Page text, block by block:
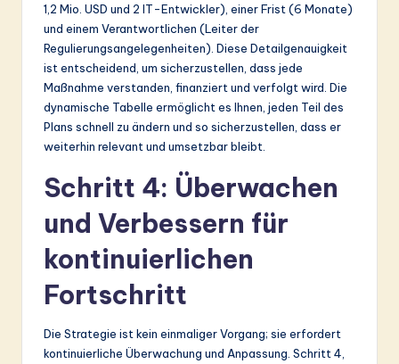
1,2 Mio. USD und 2 IT-Entwickler), einer Frist (6 Monate)
und einem Verantwortlichen (Leiter der
Regulierungsangelegenheiten). Diese Detailgenauigkeit
ist entscheidend, um sicherzustellen, dass jede
Maßnahme verstanden, finanziert und verfolgt wird. Die
dynamische Tabelle ermöglicht es Ihnen, jeden Teil des
Plans schnell zu ändern und so sicherzustellen, dass er
weiterhin relevant und umsetzbar bleibt.
Schritt 4: Überwachen
und Verbessern für
kontinuierlichen
Fortschritt
Die Strategie ist kein einmaliger Vorgang; sie erfordert
kontinuierliche Überwachung und Anpassung. Schritt 4,